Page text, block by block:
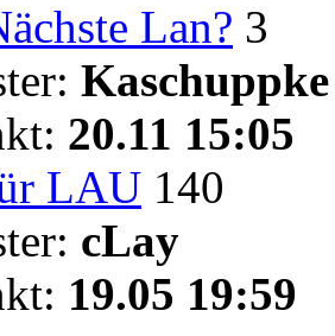
Lan? 3
Kaschuppke
20.11 15:05
LAU 140
cLay
19.05 19:59